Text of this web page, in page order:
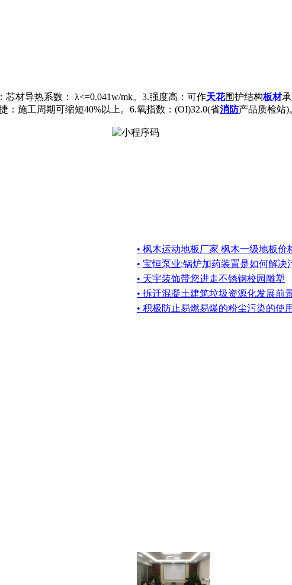
芯材导热系数： λ<=0.041w/mk。3.强度高：可作天花围护结构板材
：施工周期可缩短40%以上。6.氧指数：(OI)32.0(省消防产品质检站)
• 枫木运动地板厂家 枫木一级地板价
• 宝恒泵业:锅炉加药装置是如何解决
• 天宇装饰带您进走不锈钢校园雕塑
• 拆迁混凝土建筑垃圾资源化发展前
• 积极防止易燃易爆的粉尘污染的使